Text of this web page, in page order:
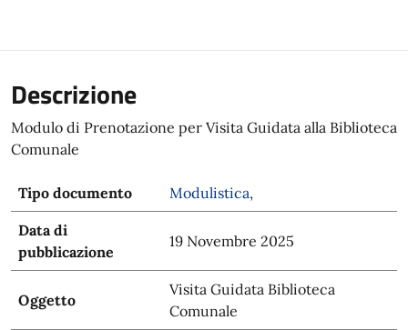
Descrizione
Modulo di Prenotazione per Visita Guidata alla Biblioteca
Comunale
Tipo documento Modulistica,
Data di
pubblicazione
19 Novembre 2025
Oggetto
Visita Guidata Biblioteca
Comunale